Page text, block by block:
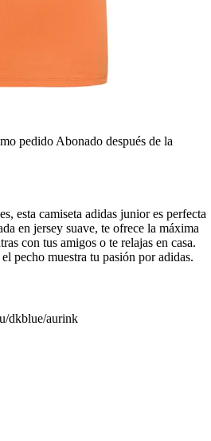
pedido Abonado después de la
esta camiseta adidas junior es perfecta
en jersey suave, te ofrece la máxima
con tus amigos o te relajas en casa.
pecho muestra tu pasión por adidas.
dkblue/aurink